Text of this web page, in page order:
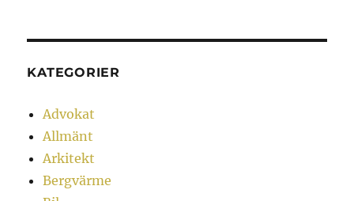
KATEGORIER
Advokat
Allmänt
Arkitekt
Bergvärme